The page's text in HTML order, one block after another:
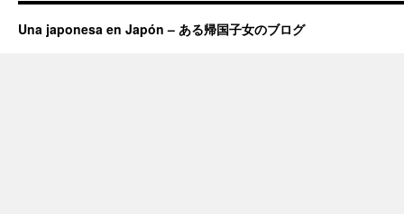
Una japonesa en Japón – ある帰国子女のブログ